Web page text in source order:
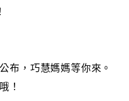
布，巧慧媽媽等你來。
！